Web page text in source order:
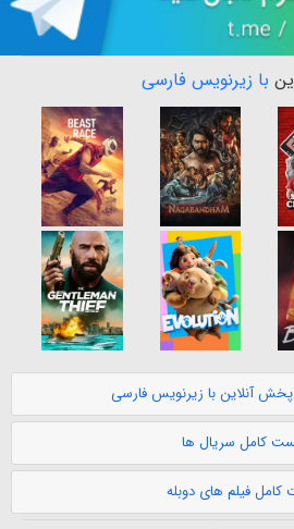
با زیرنویس فارسی
آنلاین با زیرنویس فارسی
کامل سریال ها
کامل فیلم های دوبله